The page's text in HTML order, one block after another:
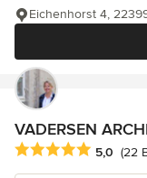
Eichenhorst 4,
VADERSEN
Durchschnittliche
5,0 (22